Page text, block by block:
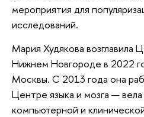
мероприятия для
исследований.
Мария Худякова возглавила
Нижнем Новгороде в 2022
Москвы. С 2013 года она
Центре языка и мозга —
компьютерной и